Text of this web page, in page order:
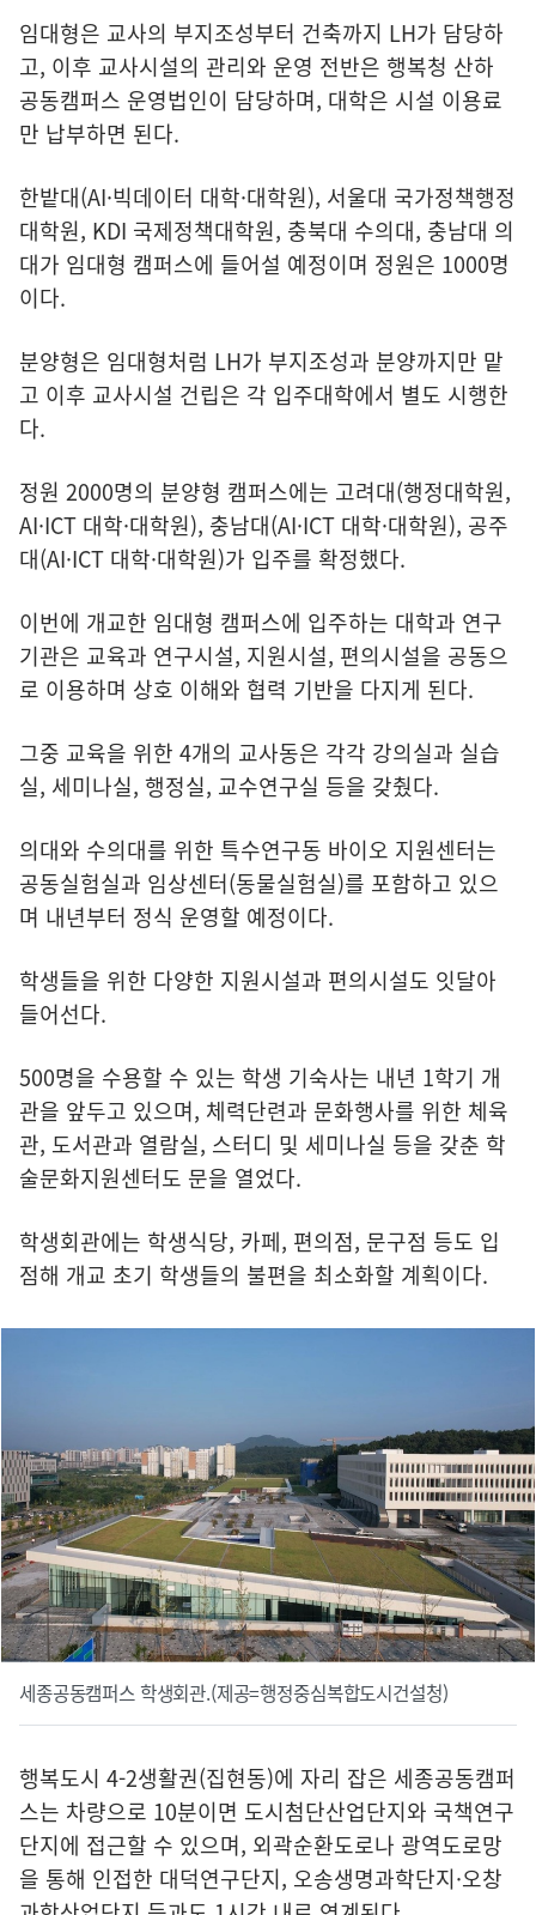
임대형은 교사의 부지조성부터 건축까지 LH가 담당하
고, 이후 교사시설의 관리와 운영 전반은 행복청 산하
공동캠퍼스 운영법인이 담당하며, 대학은 시설 이용료
만 납부하면 된다.
한밭대(AI·빅데이터 대학·대학원), 서울대 국가정책행정
대학원, KDI 국제정책대학원, 충북대 수의대, 충남대 의
대가 임대형 캠퍼스에 들어설 예정이며 정원은 1000명
이다.
분양형은 임대형처럼 LH가 부지조성과 분양까지만 맡
고 이후 교사시설 건립은 각 입주대학에서 별도 시행한
다.
정원 2000명의 분양형 캠퍼스에는 고려대(행정대학원,
AI·ICT 대학·대학원), 충남대(AI·ICT 대학·대학원), 공주
대(AI·ICT 대학·대학원)가 입주를 확정했다.
이번에 개교한 임대형 캠퍼스에 입주하는 대학과 연구
기관은 교육과 연구시설, 지원시설, 편의시설을 공동으
로 이용하며 상호 이해와 협력 기반을 다지게 된다.
그중 교육을 위한 4개의 교사동은 각각 강의실과 실습
실, 세미나실, 행정실, 교수연구실 등을 갖췄다.
의대와 수의대를 위한 특수연구동 바이오 지원센터는
공동실험실과 임상센터(동물실험실)를 포함하고 있으
며 내년부터 정식 운영할 예정이다.
학생들을 위한 다양한 지원시설과 편의시설도 잇달아
들어선다.
500명을 수용할 수 있는 학생 기숙사는 내년 1학기 개
관을 앞두고 있으며, 체력단련과 문화행사를 위한 체육
관, 도서관과 열람실, 스터디 및 세미나실 등을 갖춘 학
술문화지원센터도 문을 열었다.
학생회관에는 학생식당, 카페, 편의점, 문구점 등도 입
점해 개교 초기 학생들의 불편을 최소화할 계획이다.
세종공동캠퍼스 학생회관.(제공=행정중심복합도시건설청)
행복도시 4-2생활권(집현동)에 자리 잡은 세종공동캠퍼
스는 차량으로 10분이면 도시첨단산업단지와 국책연구
단지에 접근할 수 있으며, 외곽순환도로나 광역도로망
을 통해 인접한 대덕연구단지, 오송생명과학단지·오창